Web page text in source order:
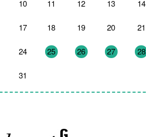
10 11 12 13 14
17 18 19 20 21
24 25 26 27 28
31